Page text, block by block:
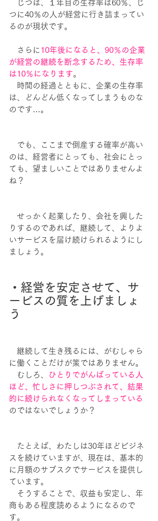
じつは、１年目の生存率は60％、じ
つに40％の人が経営に行き詰まってい
るのが現状です。
さらに 10年後になると、90％の企業
が経営の継続を断念するため、生存率
は10％になります。
時間の経過とともに、企業の生存率
は、どんどん低くなってしまうものな
のです…。
でも、ここまで倒産する確率が高い
のは、経営者にとっても、社会にとっ
ても、望ましいことではありませんよ
ね？
せっかく起業したり、会社を興した
りするのであれば、継続して、よりよ
いサービスを届け続けられるようにし
ましょう。
・経営を安定させて、サ
ービスの質を上げましょ
う
継続して生き残るには、がむしゃら
に働くことだけが策ではありません。
むしろ、
ひとりでがんばっている人
ほど、忙しさに押しつぶされて、結果
的に続けられなくなってしまっている
のではないでしょうか？
たとえば、わたしは30年ほどビジネ
スを続けていますが、現在は、基本的
に月額のサブスクでサービスを提供し
ています。
そうすることで、収益も安定し、年
商もある程度読めるようになるので
す。